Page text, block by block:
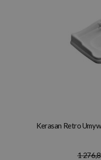
Kerasan Retro
1